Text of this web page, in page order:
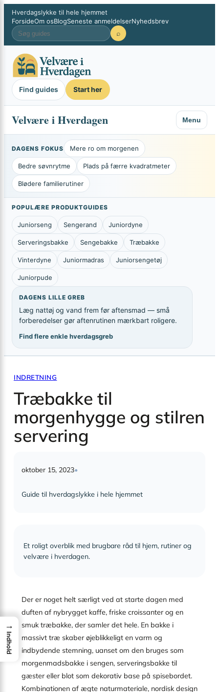
Spring
indhold
Hverdagslykke til hele hjemmet
ForsideOm osBlogSeneste anmeldelserNyhedsbrev
⌕
Find guides Start her
Velvære i Hverdagen Menu
DAGENS FOKUS Mere ro om morgenen
Bedre søvnrytme Plads på færre kvadratmeter
Blødere familierutiner
POPULÆRE PRODUKTGUIDES
Juniorseng Sengerand Juniordyne
Serveringsbakke Sengebakke Træbakke
Vinterdyne Juniormadras Juniorsengetøj
Juniorpude
DAGENS LILLE GREB
Læg nattøj og vand frem før aftensmad — små
forberedelser gør aftenrutinen mærkbart roligere.
Find flere enkle hverdagsgreb
INDRETNING
Træbakke til
morgenhygge og stilren
servering
oktober 15, 2023•
Guide til hverdagslykke i hele hjemmet
Et roligt overblik med brugbare råd til hjem, rutiner og
velvære i hverdagen.
Der er noget helt særligt ved at starte dagen med
duften af nybrygget kaffe, friske croissanter og en
smuk træbakke, der samler det hele. En bakke i
massivt træ skaber øjeblikkeligt en varm og
indbydende stemning, uanset om den bruges som
morgenmadsbakke i sengen, serveringsbakke til
gæster eller blot som dekorativ base på spisebordet.
Kombinationen af ægte naturmateriale, nordisk design
→
Indhold